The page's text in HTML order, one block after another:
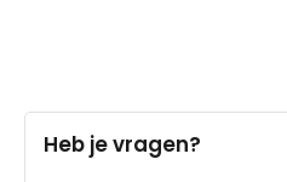
Heb je vragen?